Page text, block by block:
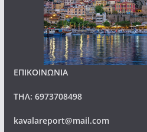
ΕΠΙΚΟΙΝΩΝΙΑ
ΤΗΛ: 6973708498
kavalareport@mail.com